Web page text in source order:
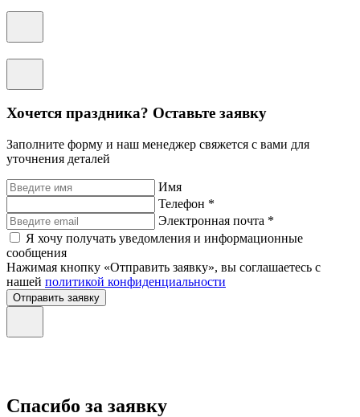
Хочется праздника? Оставьте заявку
Заполните форму и наш менеджер свяжется с вами для
уточнения деталей
Имя
Телефон *
Электронная почта *
Я хочу получать уведомления и информационные
сообщения
Нажимая кнопку «Отправить заявку», вы соглашаетесь с
нашей политикой конфиденциальности
Отправить заявку
Спасибо за заявку